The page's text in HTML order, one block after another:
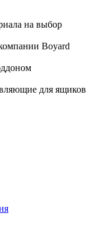
на выбор
Boyard
для ящиков